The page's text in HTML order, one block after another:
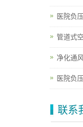
医院负
管道式
净化通
医院负
联系